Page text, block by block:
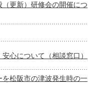
更新）研修会の開催につ
心について（相談窓口）
松阪市の津波発生時の一